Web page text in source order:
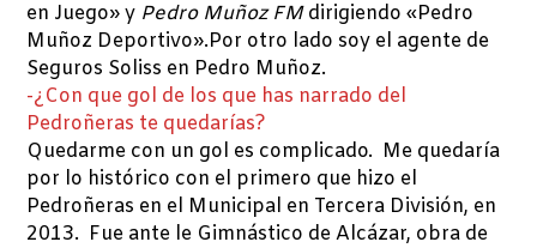
en Juego» y Pedro Muñoz FMdirigiendo «Pedro
Muñoz Deportivo».Por otro lado soy el agente de
Seguros Soliss en Pedro Muñoz.
-¿Con que gol de los que has narrado del
Pedroñeras te quedarías?
Quedarme con un gol es complicado. Me quedaría
por lo histórico con el primero que hizo el
Pedroñeras en el Municipal en Tercera División, en
2013. Fue ante le Gimnástico de Alcázar, obra de